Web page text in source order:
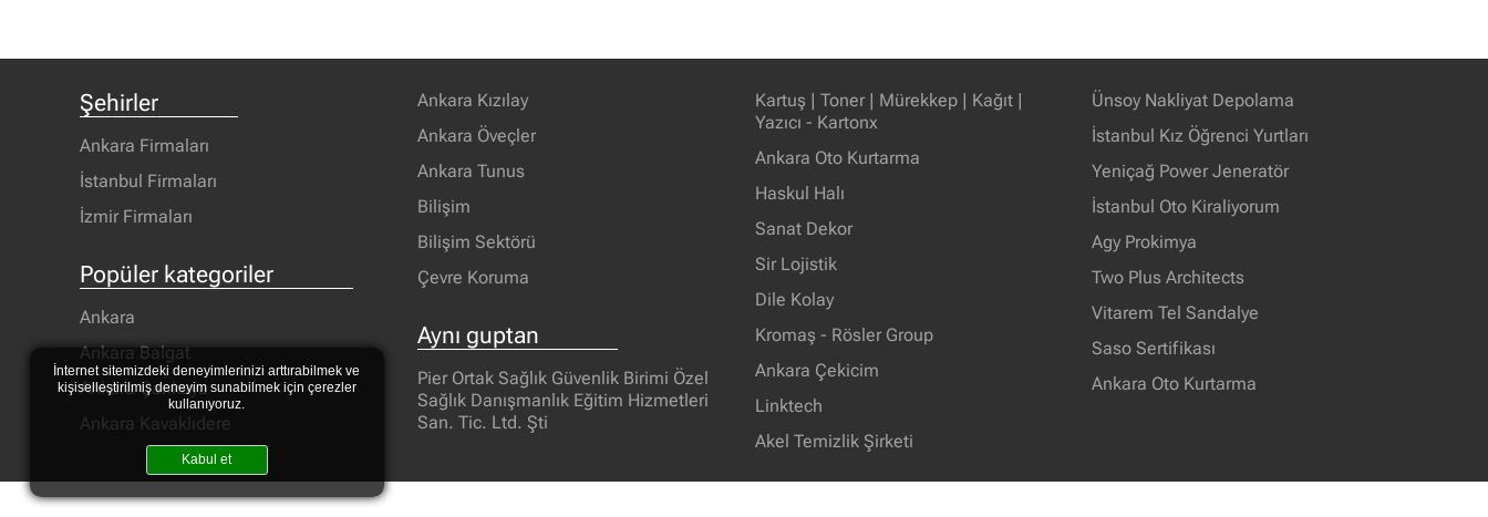
Şehirler
Ankara Firmaları
İstanbul Firmaları
İzmir Firmaları
Popüler kategoriler
Ankara
Ankara Balgat
Ankara Çankaya
Ankara Kavaklıdere
Ankara Kızılay
Ankara Öveçler
Ankara Tunus
Bilişim
Bilişim Sektörü
Çevre Koruma
Aynı guptan
Pier Ortak Sağlık Güvenlik Birimi Özel
Sağlık Danışmanlık Eğitim Hizmetleri
San. Tic. Ltd. Şti
Kartuş | Toner | Mürekkep | Kağıt |
Yazıcı - Kartonx
Ankara Oto Kurtarma
Haskul Halı
Sanat Dekor
Sir Lojistik
Dile Kolay
Kromaş - Rösler Group
Ankara Çekicim
Linktech
Akel Temizlik Şirketi
Ünsoy Nakliyat Depolama
İstanbul Kız Öğrenci Yurtları
Yeniçağ Power Jeneratör
İstanbul Oto Kiraliyorum
Agy Prokimya
Two Plus Architects
Vitarem Tel Sandalye
Saso Sertifikası
Ankara Oto Kurtarma
İnternet sitemizdeki deneyimlerinizi arttırabilmek ve
kişiselleştirilmiş deneyim sunabilmek için çerezler
kullanıyoruz.
Kabul et